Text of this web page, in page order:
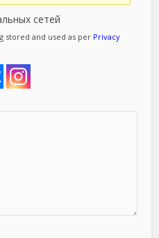
сетей
stored and used as per Privacy